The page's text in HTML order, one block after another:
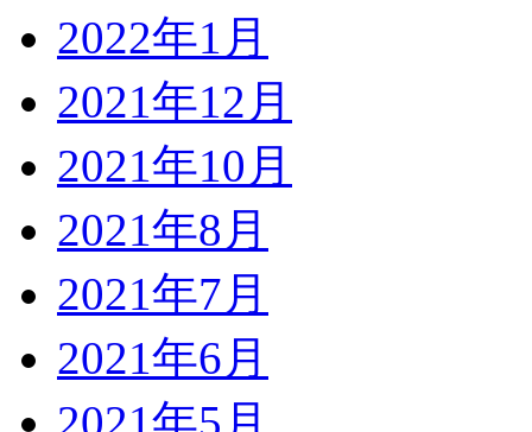
2022年1月
2021年12月
2021年10月
2021年8月
2021年7月
2021年6月
2021年5月